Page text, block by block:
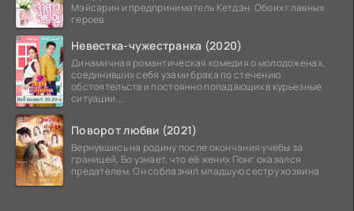
Мэйсарин и предприниматель Кетдэн. Обоих главных
героев
Невестка-чужестранка (2020)
Динамичная романтическая комедия о молодоженах,
соединивших себя узами брака по стечению
обстоятельств и постоянно попадающих в курьезные
ситуации...
Поворот любви (2021)
Вернувшись на родину после окончания учебы за
границей, Бо узнает, что её жених Понг оказался
предателем. Он соблазнил младшую сестру хозяина